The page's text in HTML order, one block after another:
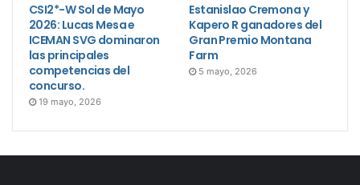
CSI2*-W Sol de Mayo
2026: Lucas Mesa e
ICEMAN SVG dominaron
las principales
competencias del
concurso.
19 mayo, 2026
Estanislao Cremona y
Kapero R ganadores del
Gran Premio Montana
Farm
5 mayo, 2026